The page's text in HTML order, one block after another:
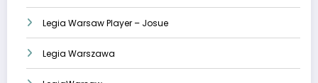
Legia Warsaw Player – Josue
Legia Warszawa